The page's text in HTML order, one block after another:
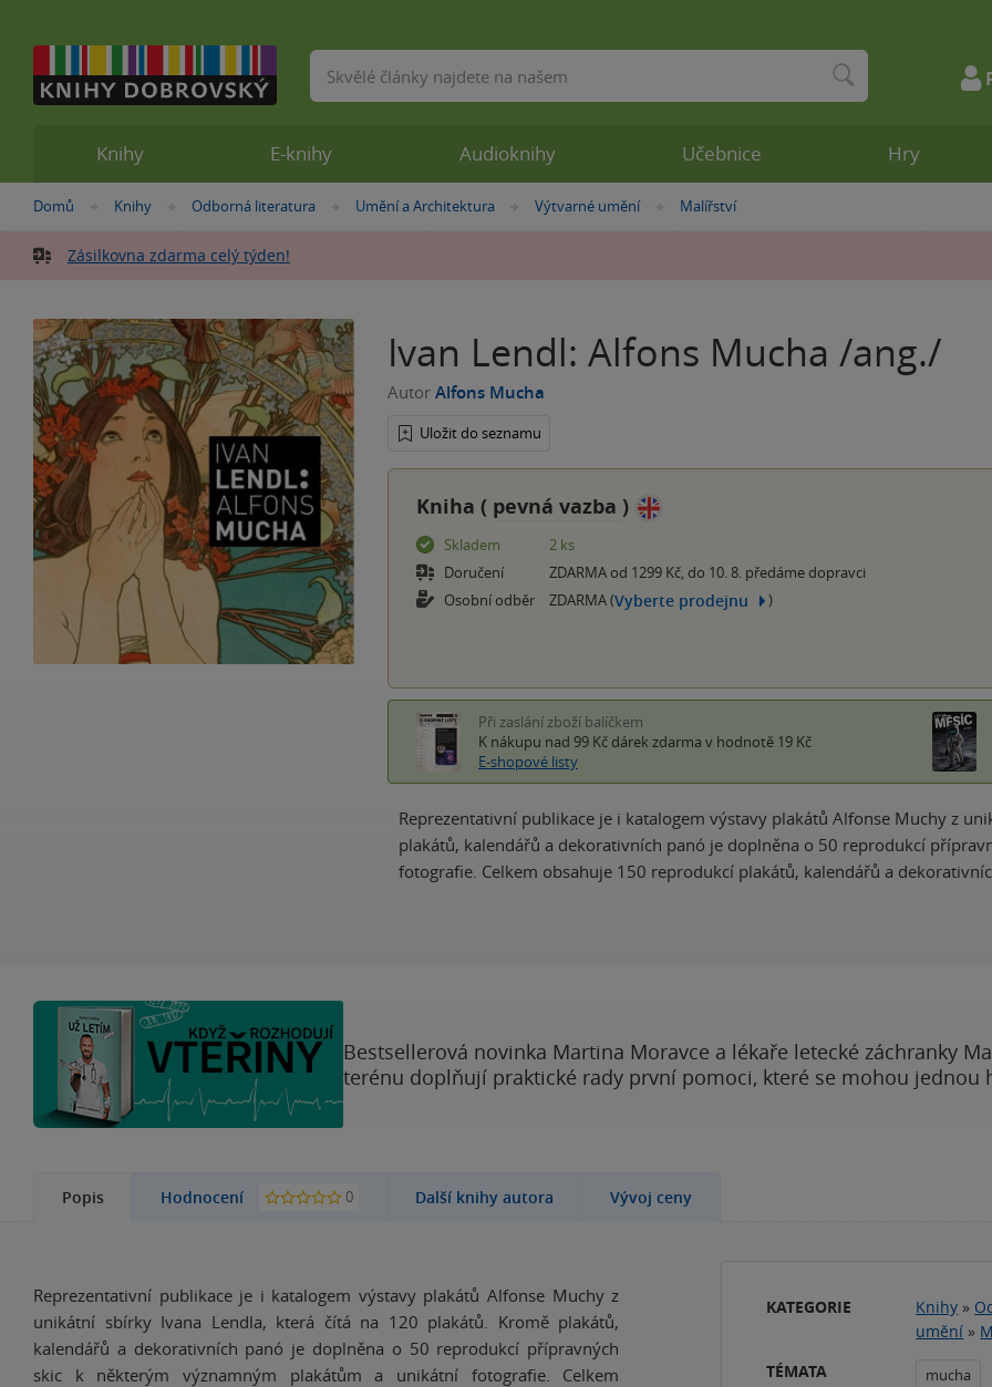
Nacházíte
zde:
Domů »
Knihy »
Odborná literatura »
Umění a Architektura »
Výtvarné umění »
Malířství
Zásilkovna zdarma celý týden!
Ivan Lendl: Alfons Mucha /ang./
Autor Alfons Mucha
Uložit do seznamu
Kniha ( pevná vazba )
Skladem
2 ks
Doručení
ZDARMA od 1299 Kč, do 10. 8. předáme dopravci
Osobní odběr
ZDARMA (Vyberte prodejnu )
Při zaslání zboží balíčkem
K nákupu nad 99 Kč dárek zdarma v hodnotě 19 Kč
E-shopové listy
Reprezentativní publikace je i katalogem výstavy plakátů Alfonse Muchy z
plakátů, kalendářů a dekorativních panó je doplněna o 50 reprodukcí
fotografie. Celkem obsahuje 150 reprodukcí plakátů, kalendářů a
Bestsellerová novinka Martina Moravce a lékaře letecké záchranky
terénu doplňují praktické rady první pomoci, které se mohou jednou
Popis Hodnocení 0 Další knihy autora Vývoj ceny
Reprezentativní publikace je i katalogem výstavy plakátů Alfonse Muchy z
unikátní sbírky Ivana Lendla, která čítá na 120 plakátů. Kromě plakátů,
kalendářů a dekorativních panó je doplněna o 50 reprodukcí přípravných
skic k některým významným plakátům a unikátní fotografie. Celkem
KATEGORIE Knihy »
umění »
TÉMATA
mucha
Knihy E-knihy Audioknihy Učebnice Hry
Vyhledávání